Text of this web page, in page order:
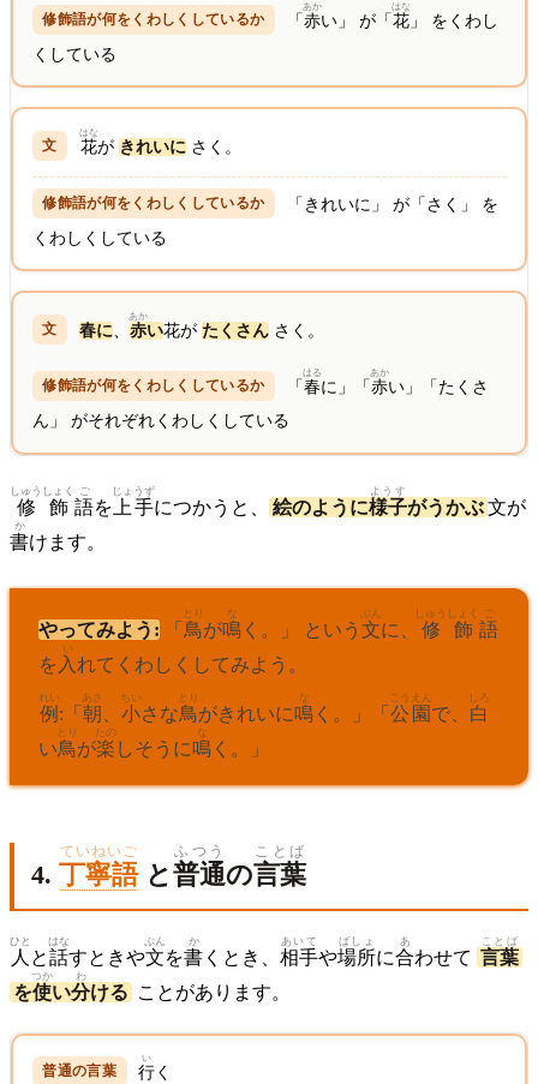
「 赤
あか
い」 が「 花
はな
」 をくわし
くしている
花
はな
が きれいに さく。
「きれいに」 が「さく」 を
くわしくしている
春に、赤
あか
い花がたくさん さく。
「 春
はる
に」「 赤
あか
い」「たくさ
ん」 がそれぞれくわしくしている
修飾
しゅうしょく
語
ご
を 上手
じょうず
につかうと、 絵のように様子
ようす
がうかぶ文が
書
か
けます。
やってみよう: 「 鳥
とり
が鳴
な
く。」 という 文
ぶん
に、 修飾
しゅうしょく
語
ご
を 入
い
れてくわしくしてみよう。
例
れい
:「 朝
あさ
小
ちい
さな鳥
とり
がきれいに鳴
な
く。」「 公園
こうえん
で、 白
しろ
い鳥
とり
が楽
たの
しそうに鳴
な
く。」
4. 丁寧語
ていねいご
と普通
ふつう
の言葉
ことば
人
ひと
と話
はな
すときや文
ぶん
を書
か
くとき、 相手
あいて
や場所
ばしょ
に合
あ
わせて 言葉
ことば
を使
つか
い分
わ
ける ことがあります。
行
い
く